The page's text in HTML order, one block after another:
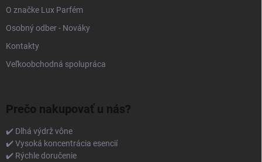
O značke Lux Parfém
Osobný odber - Nováky
Kontakty
Veľkoobchodná spolupráca
Prečo nakupovať u nás?
✔️ Dlhá výdrž vône
✔️ Vysoká koncentrácia esencií
✔️ Rýchle doručenie